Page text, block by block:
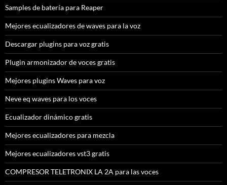
Samples de batería para Reaper
Mejores ecualizadores de waves para la voz
Descargar plugins para voz gratis
Plugin armonizador de voces gratis
Mejores plugins Waves para voz
Neve eq waves para los voces
Ecualizador dinámico gratis
Mejores ecualizadores para mezcla
Mejores ecualizadores vst3 gratis
COMPRESOR TELETRONIX LA 2A para las voces